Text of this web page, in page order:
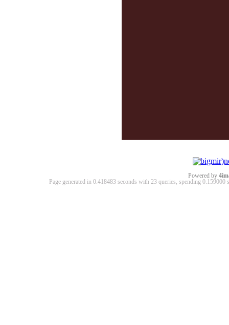
Powered by
Page generated in 0.418483 seconds with 23 queries, spending